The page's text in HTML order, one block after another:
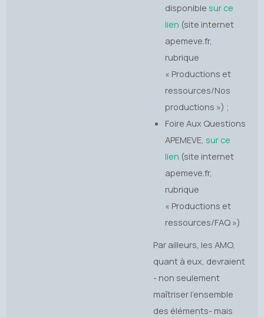
disponible sur ce
lien (site internet
apemeve.fr,
rubrique
« Productions et
ressources/Nos
productions ») ;
Foire Aux Questions
APEMEVE, sur ce
lien (site internet
apemeve.fr,
rubrique
« Productions et
ressources/FAQ »)
Par ailleurs, les AMO,
quant à eux, devraient
- non seulement
maîtriser l’ensemble
des éléments- mais